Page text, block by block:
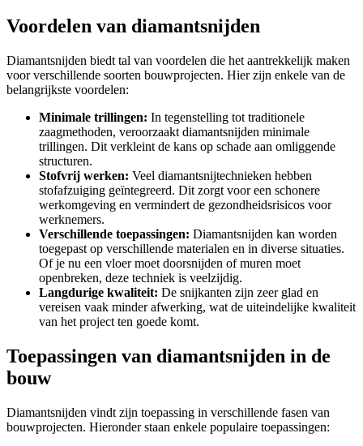
Voordelen van diamantsnijden
Diamantsnijden biedt tal van voordelen die het aantrekkelijk maken
voor verschillende soorten bouwprojecten. Hier zijn enkele van de
belangrijkste voordelen:
Minimale trillingen: In tegenstelling tot traditionele
zaagmethoden, veroorzaakt diamantsnijden minimale
trillingen. Dit verkleint de kans op schade aan omliggende
structuren.
Stofvrij werken: Veel diamantsnijtechnieken hebben
stofafzuiging geïntegreerd. Dit zorgt voor een schonere
werkomgeving en vermindert de gezondheidsrisicos voor
werknemers.
Verschillende toepassingen: Diamantsnijden kan worden
toegepast op verschillende materialen en in diverse situaties.
Of je nu een vloer moet doorsnijden of muren moet
openbreken, deze techniek is veelzijdig.
Langdurige kwaliteit: De snijkanten zijn zeer glad en
vereisen vaak minder afwerking, wat de uiteindelijke kwaliteit
van het project ten goede komt.
Toepassingen van diamantsnijden in de
bouw
Diamantsnijden vindt zijn toepassing in verschillende fasen van
bouwprojecten. Hieronder staan enkele populaire toepassingen: